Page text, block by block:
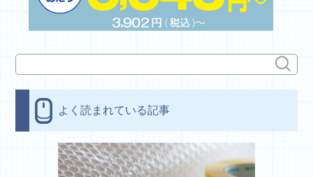
よく読まれている記事